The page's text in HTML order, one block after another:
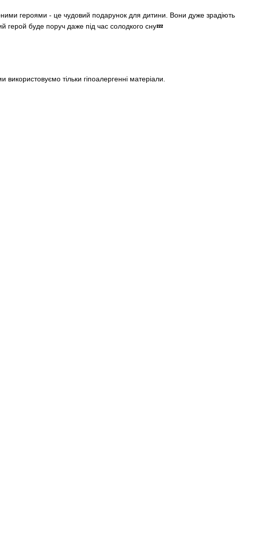
героями - це чудовий подарунок для дитини. Вони дуже зрадіють
герой буде поруч даже під час солодкого сну💤
тільки гіпоалергенні матеріали.